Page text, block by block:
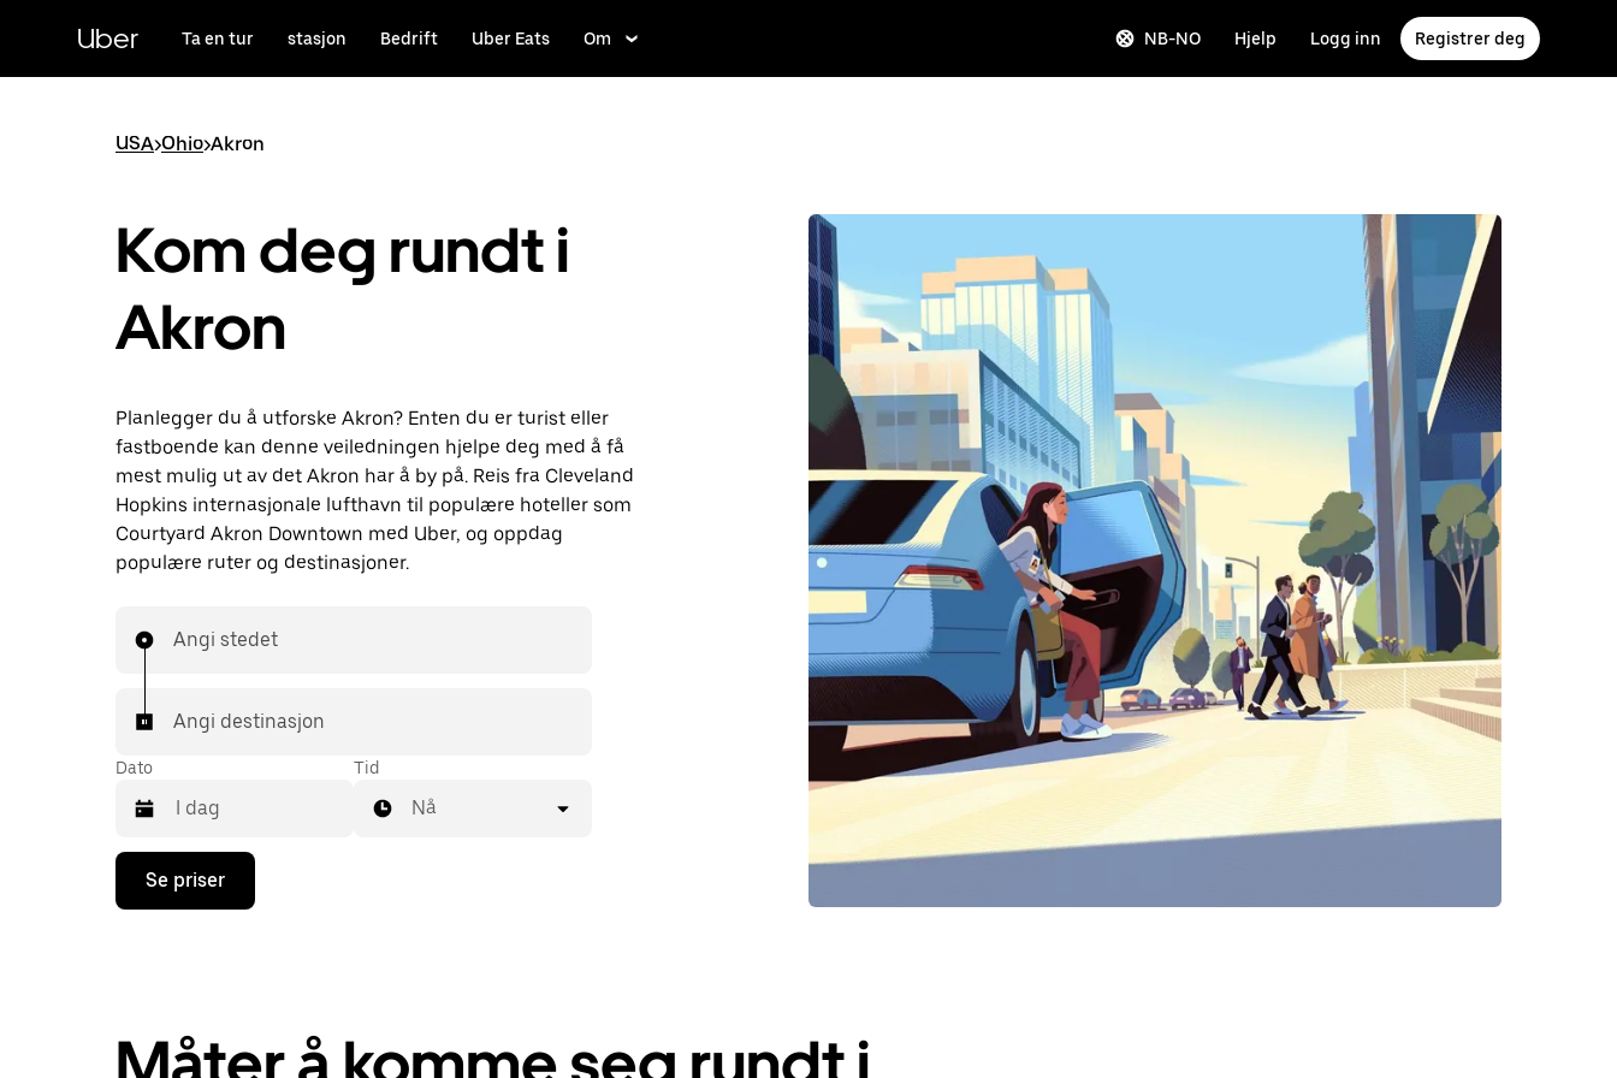
hovedinnholdet
Uber Ta en tur stasjon Bedrift Uber Eats Om NB-NO Hjelp Logg inn Registrer deg
USA>Ohio>Akron
Kom deg rundt i
Akron
Planlegger du å utforske Akron? Enten du er turist eller
fastboende kan denne veiledningen hjelpe deg med å få
mest mulig ut av det Akron har å by på. Reis fra Cleveland
Hopkins internasjonale lufthavn til populære hoteller som
Courtyard Akron Downtown med Uber, og oppdag
populære ruter og destinasjoner.
Angi stedet
Angi destinasjon
Dato
Trykk
piltast
og
velge
Tid
Nå
Se priser